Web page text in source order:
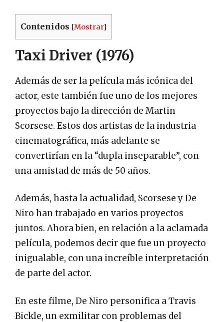
Contenidos [Mostrar]
Taxi Driver (1976)
Además de ser la película más icónica del
actor, este también fue uno de los mejores
proyectos bajo la dirección de Martin
Scorsese. Estos dos artistas de la industria
cinematográfica, más adelante se
convertirían en la “dupla inseparable”, con
una amistad de más de 50 años.
Además, hasta la actualidad, Scorsese y De
Niro han trabajado en varios proyectos
juntos. Ahora bien, en relación a la aclamada
película, podemos decir que fue un proyecto
inigualable, con una increíble interpretación
de parte del actor.
En este filme, De Niro personifica a Travis
Bickle, un exmilitar con problemas del